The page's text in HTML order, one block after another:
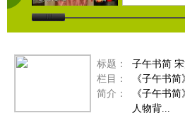
标题：
子午书简
栏目：
《子午书简
简介：
《子午书
人物背...